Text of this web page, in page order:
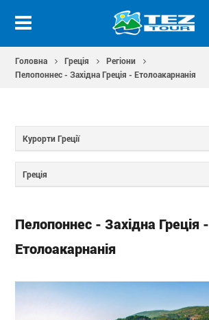
Головна Греція
Регіони
Пелопоннес - Західна Греція - Етолоакарнанія
Курорти Греції
Греція
Пелопоннес - Західна Греція -
Етолоакарнанія